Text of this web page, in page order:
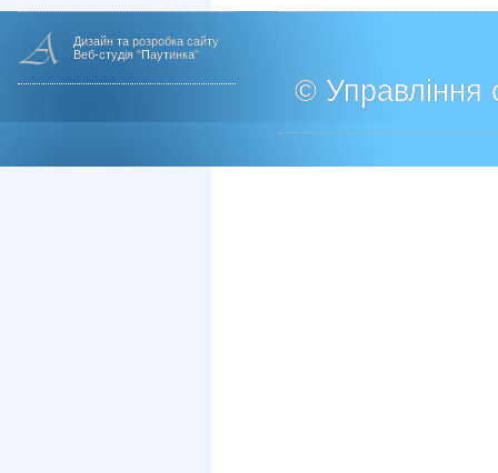
Дизайн та розробка сайту
Веб-студія "Паутинка"
© Управління